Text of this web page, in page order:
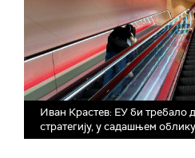
Иван Крастев: ЕУ би требало
стратегију, у садашњем